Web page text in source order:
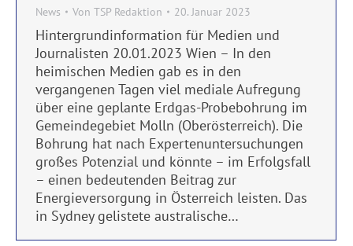
News Von TSP Redaktion 20. Januar 2023
Hintergrundinformation für Medien und
Journalisten 20.01.2023 Wien – In den
heimischen Medien gab es in den
vergangenen Tagen viel mediale Aufregung
über eine geplante Erdgas-Probebohrung im
Gemeindegebiet Molln (Oberösterreich). Die
Bohrung hat nach Expertenuntersuchungen
großes Potenzial und könnte – im Erfolgsfall
– einen bedeutenden Beitrag zur
Energieversorgung in Österreich leisten. Das
in Sydney gelistete australische…